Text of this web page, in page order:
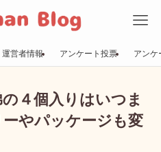
運営者情報 アンケート投票 アンケ
４個入りはいつま
やパッケージも変